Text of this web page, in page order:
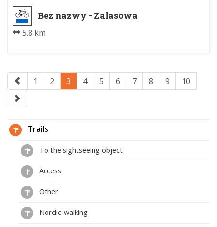
Bez nazwy - Zalasowa
5.8 km
1 2 3 4 5 6 7 8 9 10
Trails
To the sightseeing object
Access
Other
Nordic-walking